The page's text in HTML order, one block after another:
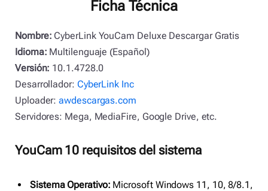
Ficha Técnica
Nombre: CyberLink YouCam Deluxe Descargar Gratis
Idioma: Multilenguaje (Español)
Versión: 10.1.4728.0
Desarrollador: CyberLink Inc
Uploader:awdescargas.com
Servidores: Mega, MediaFire, Google Drive, etc.
YouCam 10 requisitos del sistema
Sistema Operativo: Microsoft Windows 11, 10, 8/8.1,